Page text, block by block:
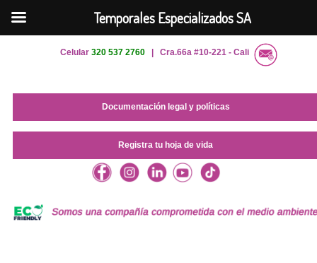
Celular 320 537 2760| Cra.66a #10-221 - Cali
Documentación legal y políticas
Registra tu hoja de vida
Temporales Especializados SA